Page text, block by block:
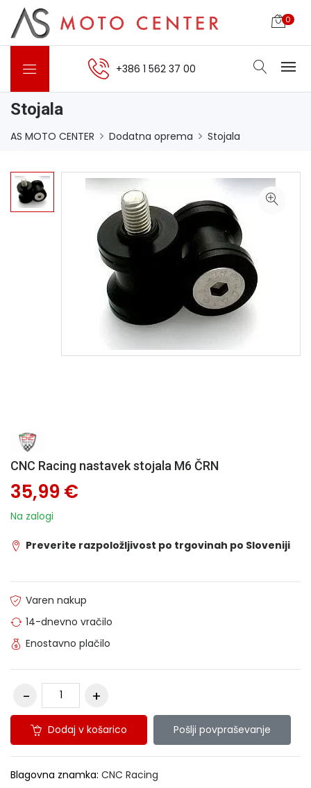
0
+386 1 562 37 00
Stojala
AS MOTO CENTER Dodatna oprema Stojala
CNC Racing nastavek stojala M6 ČRN
35,99 €
Na zalogi
Preverite razpoložljivost po trgovinah po Sloveniji
Varen nakup
14-dnevno vračilo
Enostavno plačilo
Dodaj v košarico Pošlji povpraševanje
Blagovna znamka: CNC Racing